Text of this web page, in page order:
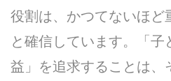
役割は、かつてないほど
と確信しています。「
益」を追求することは、